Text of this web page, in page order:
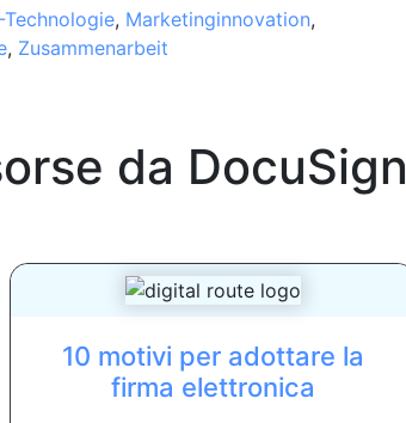
, Marketinginnovation,
, Zusammenarbeit
da DocuSign
10 motivi per adottare la
firma elettronica